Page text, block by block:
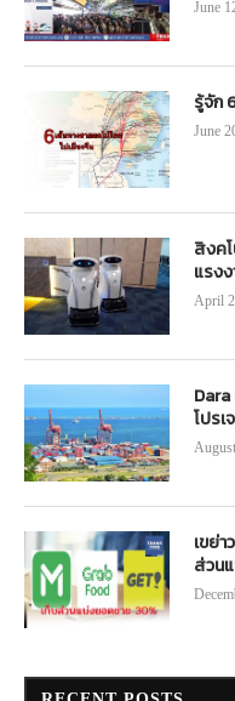
June
รู้จัก
June
สิงค
แรง
April
Dara
โปร
เขย่
ส่วน